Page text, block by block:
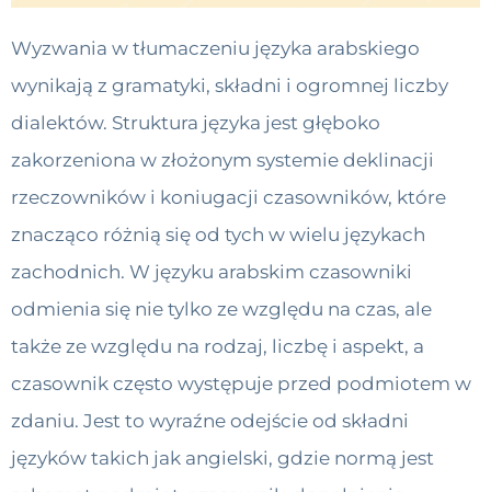
Wyzwania w tłumaczeniu języka arabskiego
wynikają z gramatyki, składni i ogromnej liczby
dialektów. Struktura języka jest głęboko
zakorzeniona w złożonym systemie deklinacji
rzeczowników i koniugacji czasowników, które
znacząco różnią się od tych w wielu językach
zachodnich. W języku arabskim czasowniki
odmienia się nie tylko ze względu na czas, ale
także ze względu na rodzaj, liczbę i aspekt, a
czasownik często występuje przed podmiotem w
zdaniu. Jest to wyraźne odejście od składni
języków takich jak angielski, gdzie normą jest